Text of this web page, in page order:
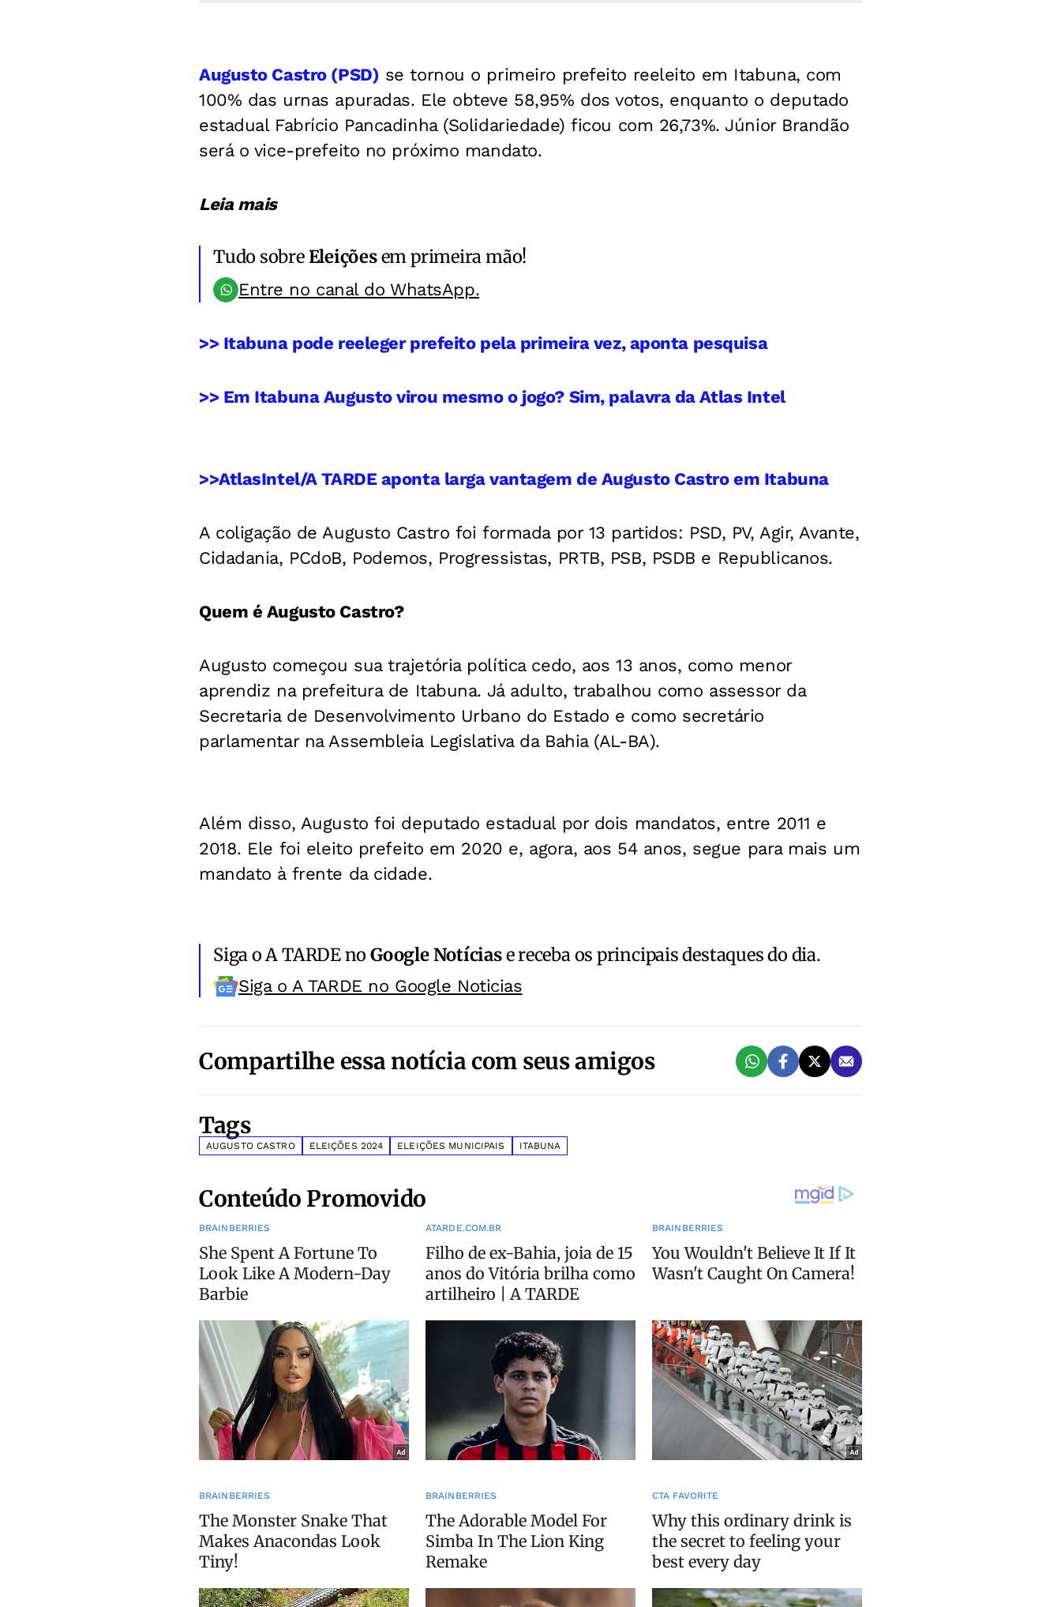
Augusto Castro (PSD) se tornou o primeiro prefeito reeleito em Itabuna, com
100% das urnas apuradas. Ele obteve 58,95% dos votos, enquanto o deputado
estadual Fabrício Pancadinha (Solidariedade) ficou com 26,73%. Júnior Brandão
será o vice-prefeito no próximo mandato.
Leia mais
Tudo sobreEleiçõesem primeira mão!
Entre no canal do WhatsApp.
>> Itabuna pode reeleger prefeito pela primeira vez, aponta pesquisa
>> Em Itabuna Augusto virou mesmo o jogo? Sim, palavra da Atlas Intel
>>AtlasIntel/A TARDE aponta larga vantagem de Augusto Castro em Itabuna
A coligação de Augusto Castro foi formada por 13 partidos: PSD, PV, Agir, Avante,
Cidadania, PCdoB, Podemos, Progressistas, PRTB, PSB, PSDB e Republicanos.
Quem é Augusto Castro?
Augusto começou sua trajetória política cedo, aos 13 anos, como menor
aprendiz na prefeitura de Itabuna. Já adulto, trabalhou como assessor da
Secretaria de Desenvolvimento Urbano do Estado e como secretário
parlamentar na Assembleia Legislativa da Bahia (AL-BA).
Além disso, Augusto foi deputado estadual por dois mandatos, entre 2011 e
2018. Ele foi eleito prefeito em 2020 e, agora, aos 54 anos, segue para mais um
mandato à frente da cidade.
Siga o A TARDE noGoogle Notíciase receba os principais destaques do dia.
Siga o A TARDE no Google Noticias
Compartilhe essa notícia com seus amigos
Tags
AUGUSTO CASTRO ELEIÇÕES 2024 ELEIÇÕES MUNICIPAIS ITABUNA